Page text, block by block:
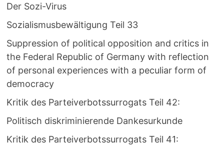
Der Sozi-Virus
Sozialismusbewältigung Teil 33
Suppression of political opposition and critics in
the Federal Republic of Germany with reflection
of personal experiences with a peculiar form of
democracy
Kritik des Parteiverbotssurrogats Teil 42:
Politisch diskriminierende Dankesurkunde
Kritik des Parteiverbotssurrogats Teil 41: